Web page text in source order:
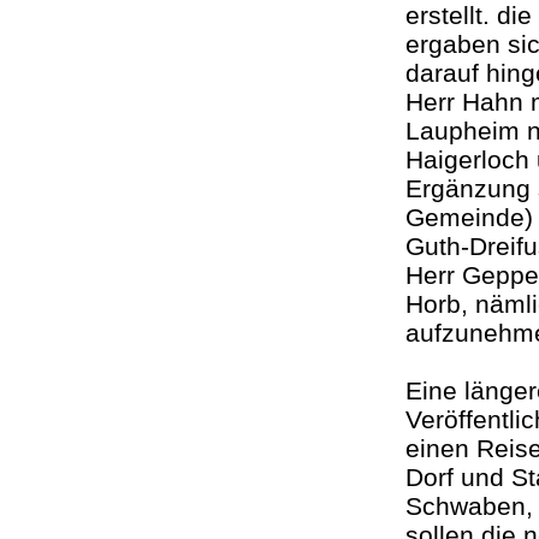
erstellt. die
ergaben
darauf
Herr Hahn
Laupheim
Haigerloch
Guth-
Herr
Horb,
Eine
einen
Dorf und